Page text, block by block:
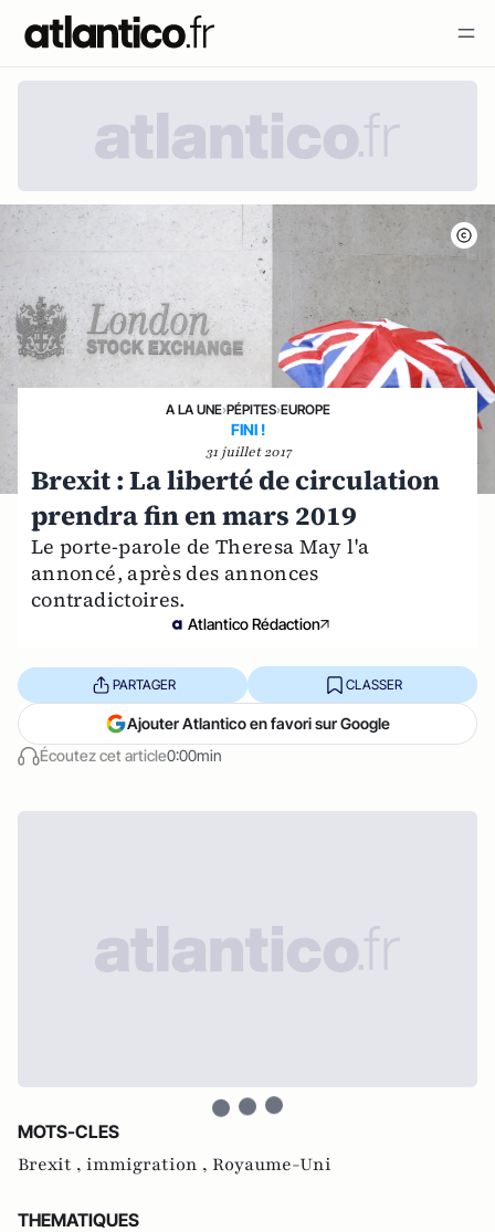
A LA UNE›PÉPITES›EUROPE
FINI !
31 juillet 2017
Brexit : La liberté de circulation
prendra fin en mars 2019
Le porte-parole de Theresa May l'a
annoncé, après des annonces
contradictoires.
Atlantico Rédaction
Écoutez cet article0:00min
PARTAGER CLASSER
Ajouter Atlantico en favori sur Google
MOTS-CLES
Brexit , immigration , Royaume-Uni
THEMATIQUES